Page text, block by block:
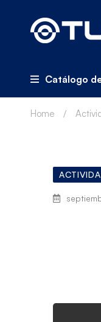
Catálogo
Home